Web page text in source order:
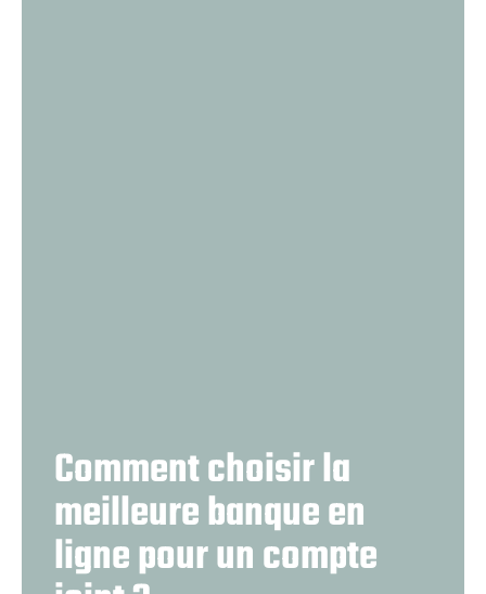
Comment choisir la
meilleure banque en
ligne pour un compte